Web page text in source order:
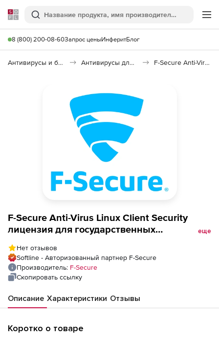
Softline
Поиск
8 (800) 200-08-60Запрос ценыИнферитБлог
Антивирусы и безопасность Антивирусы для организаций F-Secure Anti-Virus Linux Client Security
F-Secure Anti-Virus Linux Client Security
лицензия для государственных
лицензий
еще
Нет отзывов
Softline - Авторизованный партнер F-Secure
Производитель: F-Secure
Скопировать ссылку
Описание Характеристики Отзывы
Коротко о товаре